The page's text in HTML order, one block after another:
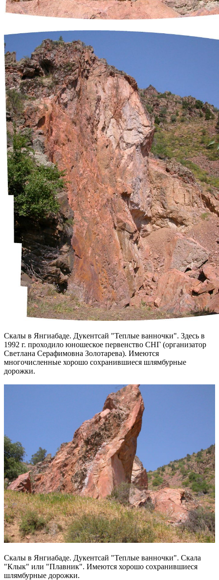
Скалы в Янгиабаде. Дукентсай "Теплые ванночки". Здесь в
1992 г. проходило юношеское первенство СНГ (организатор
Светлана Серафимовна Золотарева). Имеются
многочисленные хорошо сохранившиеся шлямбурные
дорожки.
Скалы в Янгиабаде. Дукентсай "Теплые ванночки". Скала
"Клык" или "Плавник". Имеются хорошо сохранившиеся
шлямбурные дорожки.